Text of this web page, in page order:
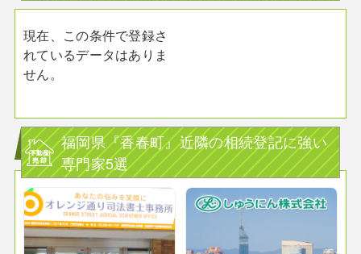
現在、この条件で登録さ
れているデータはありま
せん。
福岡県『香春町』近隣の相続登記に強い
専門家5選